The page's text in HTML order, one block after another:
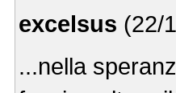
excelsus (22/
...nella